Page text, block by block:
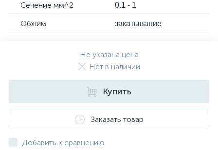
Сечение мм^2 0.1 - 1
Обжим закатывание
Не указана цена
Нет в наличии
Купить
Заказать товар
Добавить к сравнению